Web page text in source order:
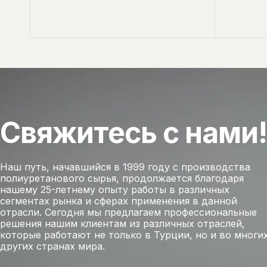
Свяжитесь с нами!
Наш путь, начавшийся в 1999 году с производства
полиуретанового сырья, продолжается благодаря
нашему 25-летнему опыту работы в различных
сегментах рынка и сферах применения в данной
отрасли. Сегодня мы предлагаем профессиональные
решения нашим клиентам из различных отраслей,
которые работают не только в Турции, но и во
других странах мира.